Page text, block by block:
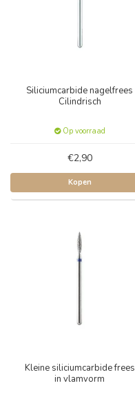
Siliciumcarbide nagelfrees
Cilindrisch
Op voorraad
€2,90
Kopen
Kleine siliciumcarbide frees
in vlamvorm